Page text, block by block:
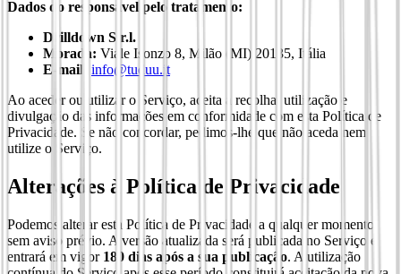
Dados do responsável pelo tratamento:
Drilldown S.r.l.
Morada: Viale Isonzo 8, Milão (MI) 20135, Itália
E-mail: info@tuduu.it
Ao aceder ou utilizar o Serviço, aceita a recolha, utilização e
divulgação das informações em conformidade com esta Política de
Privacidade. Se não concordar, pedimos-lhe que não aceda nem
utilize o Serviço.
Alterações à Política de Privacidade
Podemos alterar esta Política de Privacidade a qualquer momento
sem aviso prévio. A versão atualizada será publicada no Serviço e
entrará em vigor 180 dias após a sua publicação. A utilização